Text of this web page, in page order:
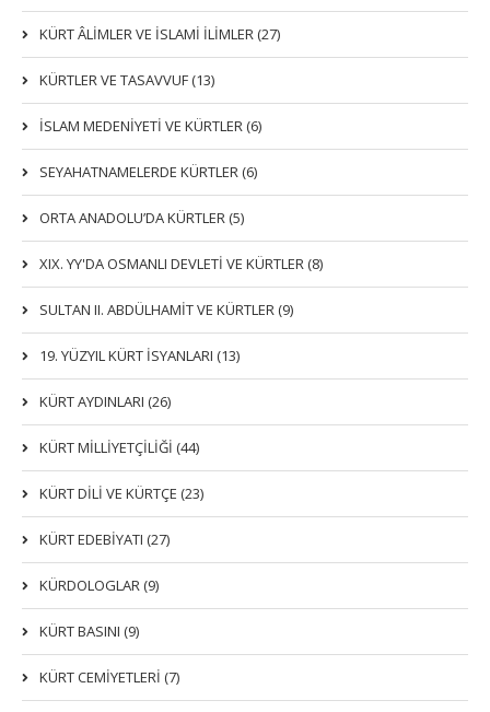
KÜRT ÂLİMLER VE İSLAMİ İLİMLER (27)
KÜRTLER VE TASAVVUF (13)
İSLAM MEDENİYETİ VE KÜRTLER (6)
SEYAHATNAMELERDE KÜRTLER (6)
ORTA ANADOLU’DA KÜRTLER (5)
XIX. YY'DA OSMANLI DEVLETI VE KÜRTLER (8)
SULTAN II. ABDÜLHAMİT VE KÜRTLER (9)
19. YÜZYIL KÜRT İSYANLARI (13)
KÜRT AYDINLARI (26)
KÜRT MİLLİYETÇİLİĞİ (44)
KÜRT DİLİ VE KÜRTÇE (23)
KÜRT EDEBİYATI (27)
KÜRDOLOGLAR (9)
KÜRT BASINI (9)
KÜRT CEMİYETLERİ (7)